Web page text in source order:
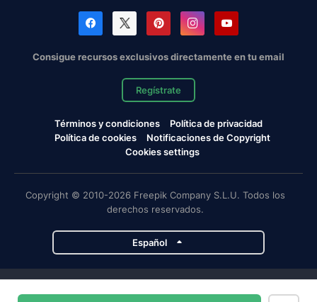
Consigue recursos exclusivos directamente en tu email
Regístrate
Términos y condiciones
Política de privacidad
Política de cookies
Notificaciones de Copyright
Cookies settings
Copyright © 2010-2026 Freepik Company S.L.U. Todos los
derechos reservados.
Español